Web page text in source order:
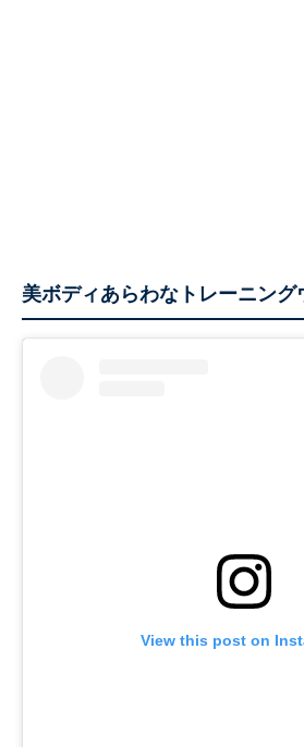
美ボディあらわなトレーニング
View this post on